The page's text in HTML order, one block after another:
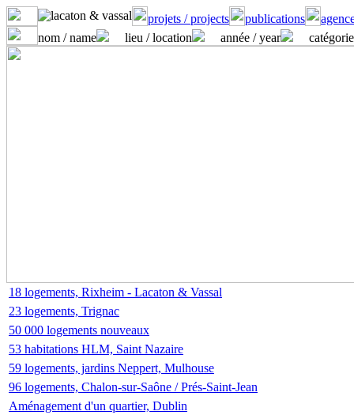
projets / projects publications
nom / name
lieu / location année / year
18 logements, Rixheim - Lacaton & Vassal
23 logements, Trignac
50 000 logements nouveaux
53 habitations HLM, Saint Nazaire
59 logements, jardins Neppert, Mulhouse
96 logements, Chalon-sur-Saône / Prés-Saint-Jean
Aménagement d'un quartier, Dublin